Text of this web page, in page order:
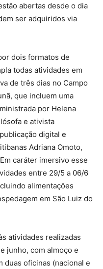
abertas desde o dia
ser adquiridos via
dois formatos de
todas atividades em
de três dias no Campo
que incluem uma
por Helena
e ativista
digital e
Adriana Omoto,
caráter imersivo esse
entre 29/5 a 06/6
alimentações
em São Luiz do
atividades realizadas
junho, com almoço e
duas oficinas (nacional e